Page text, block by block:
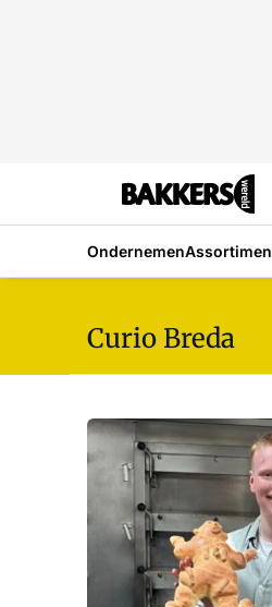
Ondernemen
Curio Breda